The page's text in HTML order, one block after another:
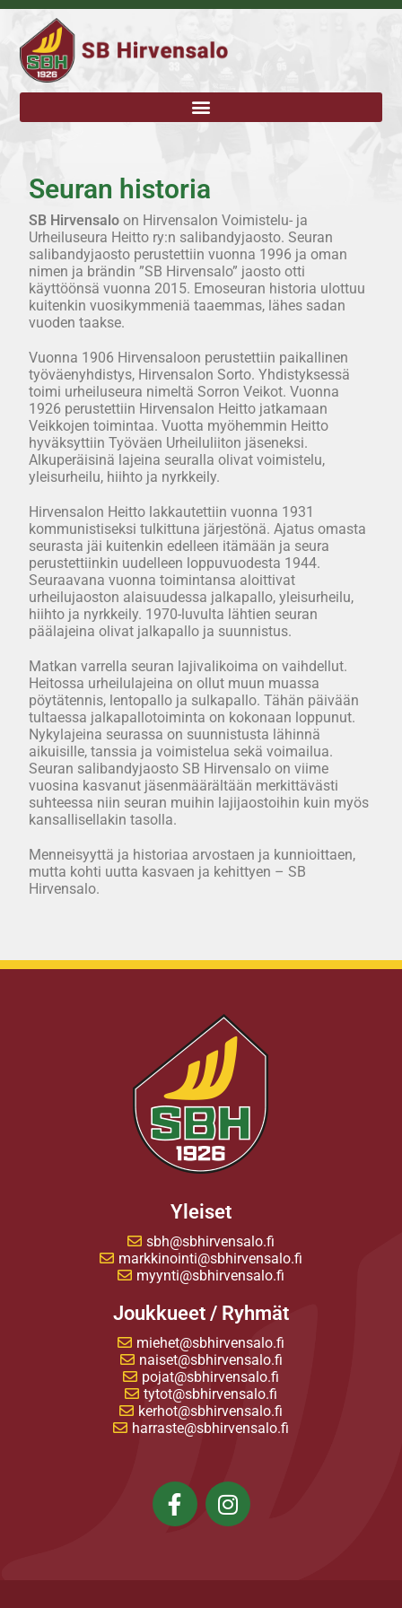
Seuran historia
SB Hirvensalo on Hirvensalon Voimistelu- ja
Urheiluseura Heitto ry:n salibandyjaosto. Seuran
salibandyjaosto perustettiin vuonna 1996 ja oman
nimen ja brändin ”SB Hirvensalo” jaosto otti
käyttöönsä vuonna 2015. Emoseuran historia ulottuu
kuitenkin vuosikymmeniä taaemmas, lähes sadan
vuoden taakse.
Vuonna 1906 Hirvensaloon perustettiin paikallinen
työväenyhdistys, Hirvensalon Sorto. Yhdistyksessä
toimi urheiluseura nimeltä Sorron Veikot. Vuonna
1926 perustettiin Hirvensalon Heitto jatkamaan
Veikkojen toimintaa. Vuotta myöhemmin Heitto
hyväksyttiin Työväen Urheiluliiton jäseneksi.
Alkuperäisinä lajeina seuralla olivat voimistelu,
yleisurheilu, hiihto ja nyrkkeily.
Hirvensalon Heitto lakkautettiin vuonna 1931
kommunistiseksi tulkittuna järjestönä. Ajatus omasta
seurasta jäi kuitenkin edelleen itämään ja seura
perustettiinkin uudelleen loppuvuodesta 1944.
Seuraavana vuonna toimintansa aloittivat
urheilujaoston alaisuudessa jalkapallo, yleisurheilu,
hiihto ja nyrkkeily. 1970-luvulta lähtien seuran
päälajeina olivat jalkapallo ja suunnistus.
Matkan varrella seuran lajivalikoima on vaihdellut.
Heitossa urheilulajeina on ollut muun muassa
pöytätennis, lentopallo ja sulkapallo. Tähän päivään
tultaessa jalkapallotoiminta on kokonaan loppunut.
Nykylajeina seurassa on suunnistusta lähinnä
aikuisille, tanssia ja voimistelua sekä voimailua.
Seuran salibandyjaosto SB Hirvensalo on viime
vuosina kasvanut jäsenmäärältään merkittävästi
suhteessa niin seuran muihin lajijaostoihin kuin myös
kansallisellakin tasolla.
Menneisyyttä ja historiaa arvostaen ja kunnioittaen,
mutta kohti uutta kasvaen ja kehittyen – SB
Hirvensalo.
Yleiset
sbh@sbhirvensalo.fi
markkinointi@sbhirvensalo.fi
myynti@sbhirvensalo.fi
Joukkueet / Ryhmät
miehet@sbhirvensalo.fi
naiset@sbhirvensalo.fi
pojat@sbhirvensalo.fi
tytot@sbhirvensalo.fi
kerhot@sbhirvensalo.fi
harraste@sbhirvensalo.fi